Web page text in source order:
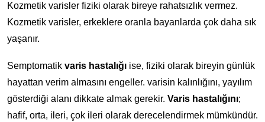
Kozmetik varisler fiziki olarak bireye rahatsızlık vermez.
Kozmetik varisler, erkeklere oranla bayanlarda çok daha sık
yaşanır.
Semptomatik varis hastalığı ise, fiziki olarak bireyin günlük
hayattan verim almasını engeller. varisin kalınlığını, yayılım
gösterdiği alanı dikkate almak gerekir. Varis hastalığını;
hafif, orta, ileri, çok ileri olarak derecelendirmek mümkündür.